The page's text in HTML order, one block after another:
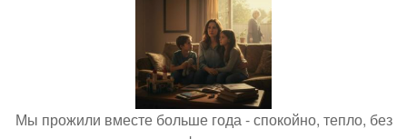
Мы прожили вместе больше года - спокойно, тепло, без